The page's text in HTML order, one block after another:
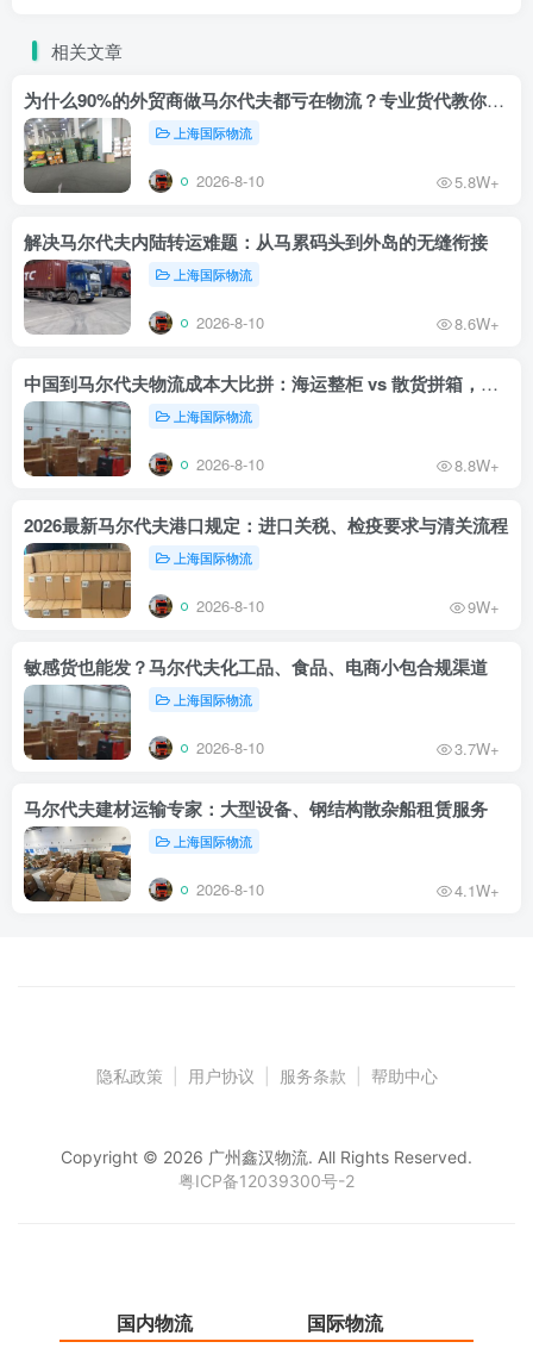
相关文章
为什么90%的外贸商做马尔代夫都亏在物流？专业货代教你止损
上海国际物流
2026-8-10 5.8W+
解决马尔代夫内陆转运难题：从马累码头到外岛的无缝衔接
上海国际物流
2026-8-10 8.6W+
中国到马尔代夫物流成本大比拼：海运整柜 vs 散货拼箱，哪个更划算？
上海国际物流
2026-8-10 8.8W+
2026最新马尔代夫港口规定：进口关税、检疫要求与清关流程
上海国际物流
2026-8-10 9W+
敏感货也能发？马尔代夫化工品、食品、电商小包合规渠道
上海国际物流
2026-8-10 3.7W+
马尔代夫建材运输专家：大型设备、钢结构散杂船租赁服务
上海国际物流
2026-8-10 4.1W+
隐私政策 用户协议 服务条款 帮助中心
Copyright © 2026 广州鑫汉物流. All Rights Reserved.
粤ICP备12039300号-2
国内物流 国际物流